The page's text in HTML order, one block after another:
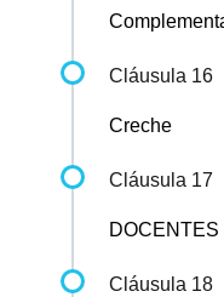
Cláusula 16
Creche
Cláusula 17
DOCENTES
Cláusula 18